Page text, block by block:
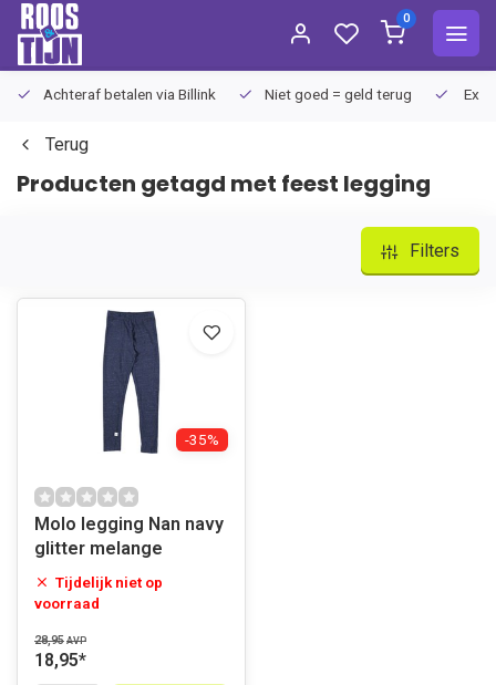
0
Achteraf betalen via Billink Niet goed = geld terug
Terug
Producten getagd met feest legging
Filters
-35%
Molo legging Nan navy
glitter melange
Tijdelijk niet op
voorraad
28,95 AVP
18,95*